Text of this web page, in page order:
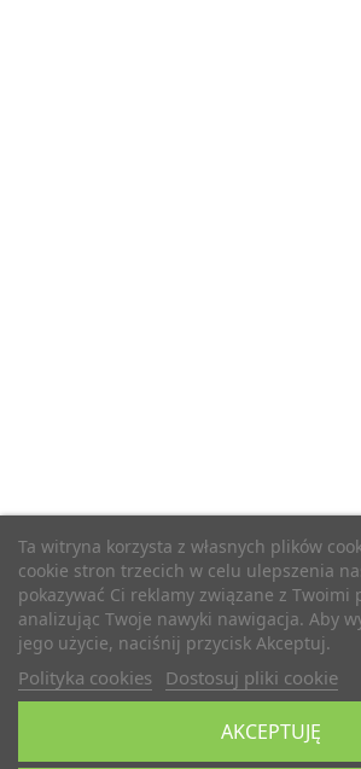
Ta witryna korzysta z własnych plików
cookie stron trzecich w celu ulepszenia
pokazywać Ci reklamy związane z Twoimi
analizując Twoje nawyki nawigacja. Aby
jego użycie, naciśnij przycisk Akceptuj.
Polityka cookies Dostosuj pliki cookie
AKCEPTUJĘ